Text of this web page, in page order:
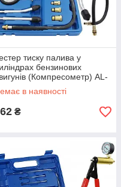
тиску палива у
бензинових
(Компресометр) AL-
ALPCPT01
в наявності
₴